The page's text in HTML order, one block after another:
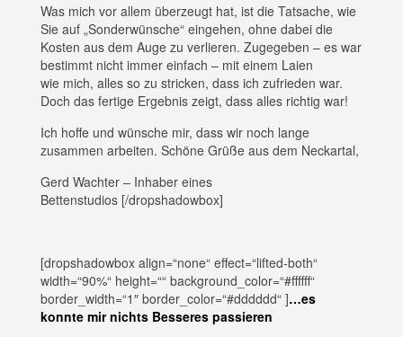
Was mich vor allem überzeugt hat, ist die Tatsache, wie
Sie auf „Sonderwünsche“ eingehen, ohne dabei die
Kosten aus dem Auge zu verlieren. Zugegeben – es war
bestimmt nicht immer einfach – mit einem Laien
wie mich, alles so zu stricken, dass ich zufrieden war.
Doch das fertige Ergebnis zeigt, dass alles richtig war!
Ich hoffe und wünsche mir, dass wir noch lange
zusammen arbeiten. Schöne Grüße aus dem Neckartal,
Gerd Wachter – Inhaber eines
Bettenstudios [/dropshadowbox]
[dropshadowbox align=“none“ effect=“lifted-both“
width=“90%“ height=““ background_color=“#ffffff“
border_width=“1″ border_color=“#dddddd“ ]…es
konnte mir nichts Besseres passieren